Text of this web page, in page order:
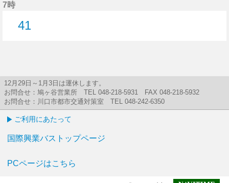
7時
41
12月29日～1月3日は運休します。
お問合せ：鳩ヶ谷営業所 TEL 048-218-5931 FAX 048-218-5932
お問合せ：川口市都市交通対策室 TEL 048-242-6350
ご利用にあたって
国際興業バストップページ
PCページはこちら